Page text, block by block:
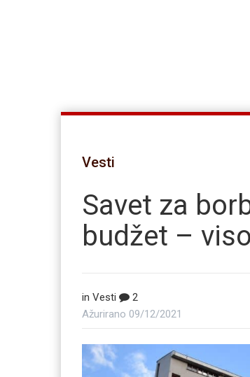
Vesti
Savet za
budžet –
in Vesti
2
Ažurirano 09/12/2021